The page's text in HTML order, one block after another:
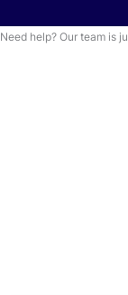
Need help? Our team is